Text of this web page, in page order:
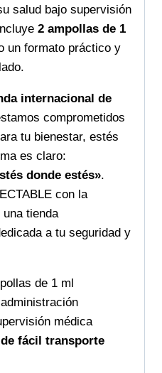
salud bajo supervisión
2 ampollas de 1
un formato práctico y
internacional de
comprometidos
tu bienestar, estés
es claro:
donde estés».
con la
tienda
a tu seguridad y
de 1 ml
médica
fácil transporte